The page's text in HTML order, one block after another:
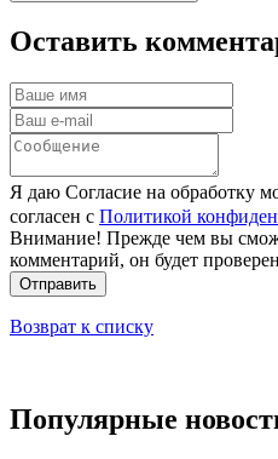
Оставить
Я даю Согласие на обработку
согласен с Политикой
Внимание! Прежде чем вы
комментарий, он будет
Отправить
Возврат к списку
Популярные